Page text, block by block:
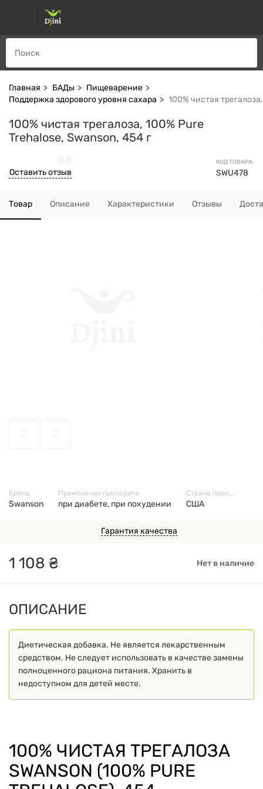
Главная БАДы
Пищеварение
Поддержка здорового уровня сахара
100% чистая
100% чистая трегалоза, 100% Pure
Trehalose, Swanson, 454 г
КОД ТОВАРА:
SWU478
Оставить отзыв
Товар Описание Характеристики Отзывы
Гарантия качества
1 108 ₴ Нет в наличие
Бренд
Swanson
Применение препарата
при диабете, при похудении
Страна производитель
США
ОПИСАНИЕ
Диетическая добавка. Не является лекарственным
средством. Не следует использовать в качестве замены
полноценного рациона питания. Хранить в
недоступном для детей месте.
100% ЧИСТАЯ ТРЕГАЛОЗА
SWANSON (100% PURE